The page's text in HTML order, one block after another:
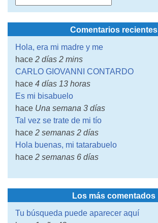
Comentarios recientes
Hola, era mi madre y me
hace 2 días 2 mins
CARLO GIOVANNI CONTARDO
hace 4 días 13 horas
Es mi bisabuelo
hace Una semana 3 días
Tal vez se trate de mi tío
hace 2 semanas 2 días
Hola buenas, mi tatarabuelo
hace 2 semanas 6 días
Los más comentados
Tu búsqueda puede aparecer aquí